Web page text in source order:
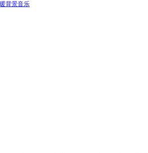
背景音乐